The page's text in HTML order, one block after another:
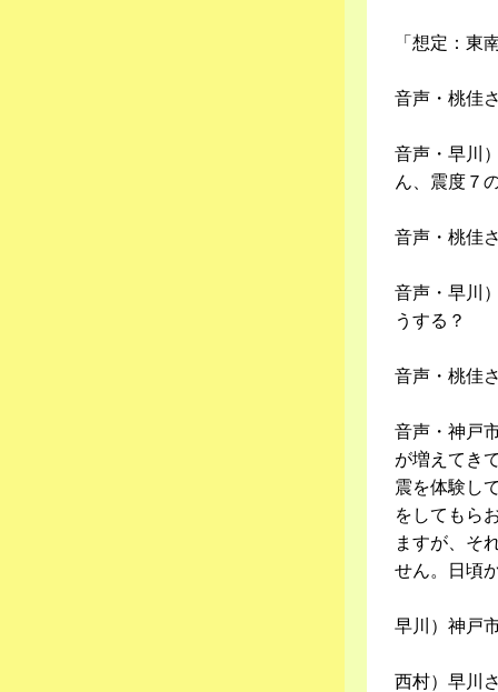
「想定：東
音声・桃佳
音声・早川
ん、震度７
音声・桃佳
音声・早川
うする？
音声・桃佳
音声・神戸
が増えてき
震を体験し
をしてもら
ますが、そ
せん。日頃
早川）神戸
西村）早川